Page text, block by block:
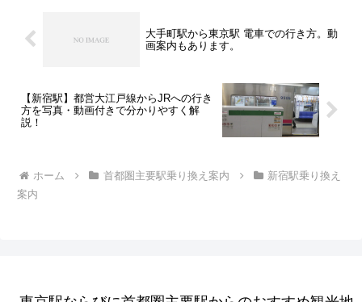
大手町駅から東京駅 電車での行き方。動
画案内もあります。
【新宿駅】都営大江戸線からJRへの行き
方を写真・動画付きで分かりやすく解
説！
ホーム 首都圏主要駅乗り換え案内
新宿駅乗り換え
案内